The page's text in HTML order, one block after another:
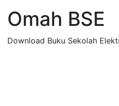
Omah BSE
Download Buku Sekolah